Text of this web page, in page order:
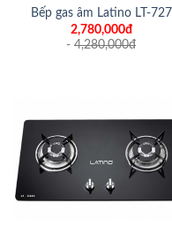
Bếp gas âm Latino LT-727
2,780,000đ
- 4,280,000đ